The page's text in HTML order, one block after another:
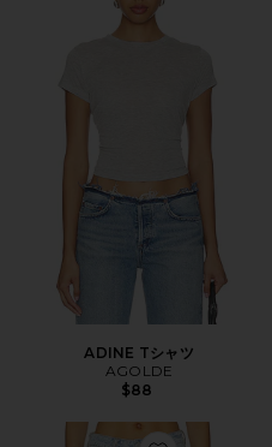
ADINE Tシャツ
AGOLDE
$88